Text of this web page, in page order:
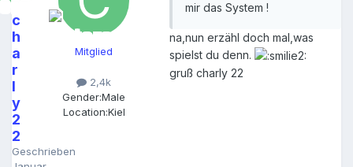
c
h
a
r
l
y
2
2
Geschrieben
Mitglied
2,4k
Gender:Male
Location:Kiel
mir das System !
na,nun erzähl doch mal,was
spielst du denn.
gruß charly 22